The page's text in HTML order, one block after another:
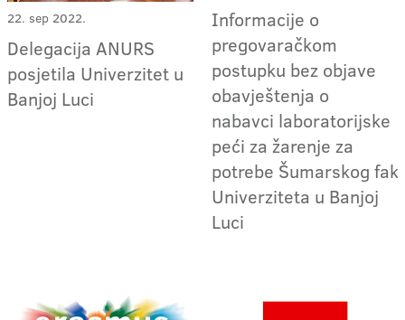
22. sep 2022.
Delegacija ANURS
posjetila Univerzitet u
Banjoj Luci
Informacije o
pregovaračkom
postupku bez objave
obavještenja o
nabavci laboratorijske
peći za žarenje za
potrebe Šumarskog
Univerziteta u Banjoj
Luci